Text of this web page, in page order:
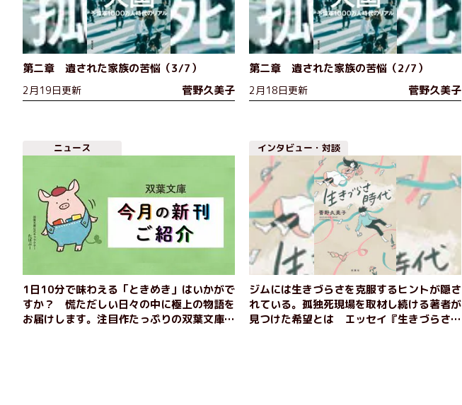
第二章 遺された家族の苦悩（3/7）
2月19日更新 菅野久美子
第二章 遺された家族の苦悩（2/7）
2月18日更新 菅野久美子
ニュース
1日10分で味わえる「ときめき」はいかがで
すか？ 慌ただしい日々の中に極上の物語を
お届けします。注目作たっぷりの双葉文庫2
インタビュー・対談
ジムには生きづらさを克服するヒントが隠さ
れている。孤独死現場を取材し続ける著者が
見つけた希望とは エッセイ『生きづらさ時